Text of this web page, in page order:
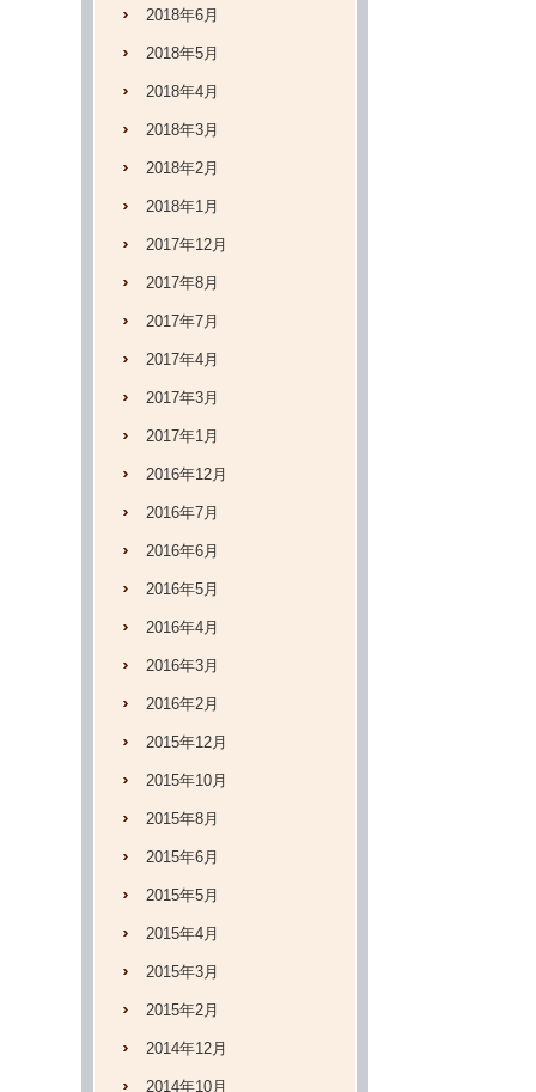
2018年6月
2018年5月
2018年4月
2018年3月
2018年2月
2018年1月
2017年12月
2017年8月
2017年7月
2017年4月
2017年3月
2017年1月
2016年12月
2016年7月
2016年6月
2016年5月
2016年4月
2016年3月
2016年2月
2015年12月
2015年10月
2015年8月
2015年6月
2015年5月
2015年4月
2015年3月
2015年2月
2014年12月
2014年10月